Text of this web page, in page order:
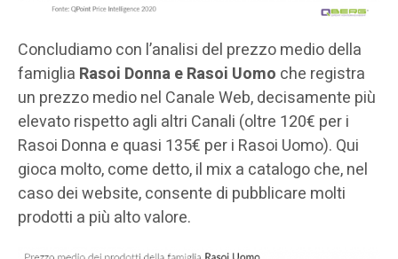
Concludiamo con l’analisi del prezzo medio della
famiglia Rasoi Donna e Rasoi Uomo che registra
un prezzo medio nel Canale Web, decisamente più
elevato rispetto agli altri Canali (oltre 120€ per i
Rasoi Donna e quasi 135€ per i Rasoi Uomo). Qui
gioca molto, come detto, il mix a catalogo che, nel
caso dei website, consente di pubblicare molti
prodotti a più alto valore.